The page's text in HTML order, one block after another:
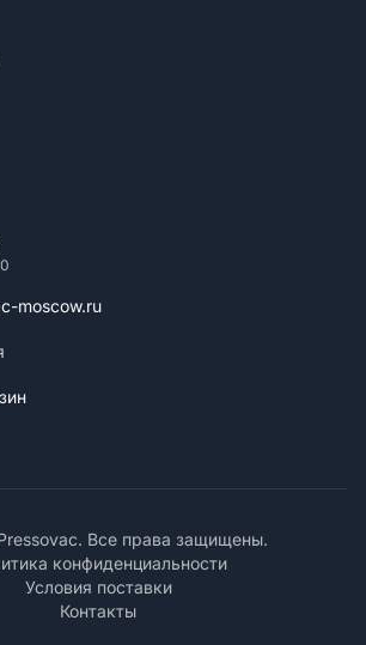
moscow.ru
Все права защищены.
конфиденциальности
Условия поставки
Контакты